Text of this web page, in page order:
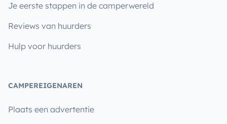
Je eerste stappen in de camperwereld
Reviews van huurders
Hulp voor huurders
CAMPEREIGENAREN
Plaats een advertentie